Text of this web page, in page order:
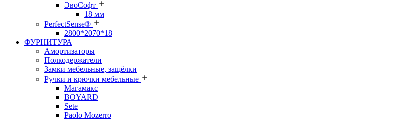
ЭвоСофт
18 мм
PerfectSense®
2800*2070*18
ФУРНИТУРА
Амортизаторы
Полкодержатели
Замки мебельные, защёлки
Ручки и крючки мебельные
Магамакс
BOYARD
Sete
Paolo Mozerro